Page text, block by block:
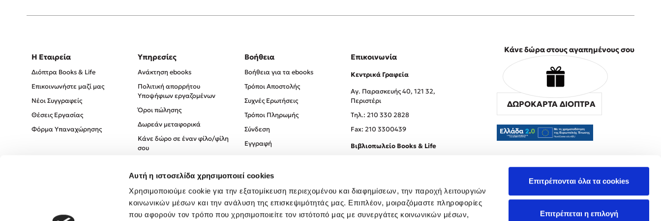
Αυτή η ιστοσελίδα χρησιμοποιεί cookies
Χρησιμοποιούμε cookie για την εξατομίκευση περιεχομένου και διαφημίσεων, την παροχή λειτουργιών
κοινωνικών μέσων και την ανάλυση της επισκεψιμότητάς μας. Επιπλέον, μοιραζόμαστε πληροφορίες
που αφορούν τον τρόπο που χρησιμοποιείτε τον ιστότοπό μας με συνεργάτες κοινωνικών μέσων,
Επιτρέπονται όλα τα cookies
Επιτρέπεται η επιλογή
Η Εταιρεία
Διόπτρα Books & Life
Επικοινωνήστε μαζί μας
Νέοι Συγγραφείς
Θέσεις Εργασίας
Φόρμα Υπαναχώρησης
Υπηρεσίες
Ανάκτηση ebooks
Πολιτική απορρήτου
Υποψήφιων εργαζομένων
Όροι πώλησης
Δωρεάν μεταφορικά
Κάνε δώρο σε έναν φίλο/φίλη
σου
Πολιτική Απορρήτου
Όροι χρήσης
Βοήθεια
Βοήθεια για τα ebooks
Τρόποι Αποστολής
Συχνές Ερωτήσεις
Τρόποι Πληρωμής
Σύνδεση
Εγγραφή
Επικοινωνία
Κεντρικά Γραφεία
Αγ. Παρασκευής 40, 121 32,
Περιστέρι
Tηλ.: 210 330 2828
Fax: 210 3300439
Βιβλιοπωλείο Books & Life
Κάνε δώρα στους αγαπημένους σου
ΔΩΡΟΚΑΡΤΑ ΔΙΟΠΤΡΑ